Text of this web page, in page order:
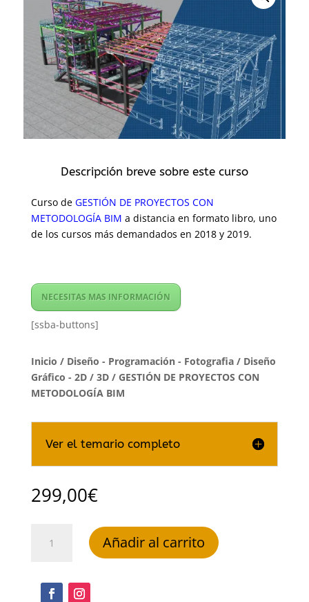
Descripción breve sobre este curso
Curso de GESTIÓN DE PROYECTOS CON
METODOLOGÍA BIM a distancia en formato libro, uno
de los cursos más demandados en 2018 y 2019.
NECESITAS MAS INFORMACIÓN
[ssba-buttons]
Inicio / Diseño - Programación - Fotografia/ Diseño
Gráfico - 2D / 3D/ GESTIÓN DE PROYECTOS CON
METODOLOGÍA BIM
Ver el temario completo
299,00€
METODOLOGÍA
Añadir al carrito